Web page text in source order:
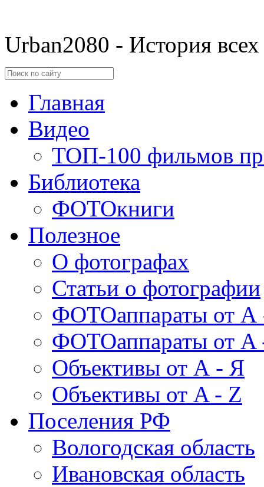
Urban2080 - История
Главная
Видео
ТОП-100 фильмов
Библиотека
ФОТОкниги
Полезное
О фотографах
Статьи о фотографии
ФОТОаппараты от А
ФОТОаппараты от A
Объективы от А - Я
Объективы от A - Z
Поселения РФ
Вологодская область
Ивановская область